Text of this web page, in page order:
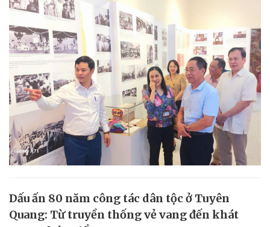
Dấu ấn 80 năm công tác dân tộc ở Tuyên
Quang: Từ truyền thống vẻ vang đến khát